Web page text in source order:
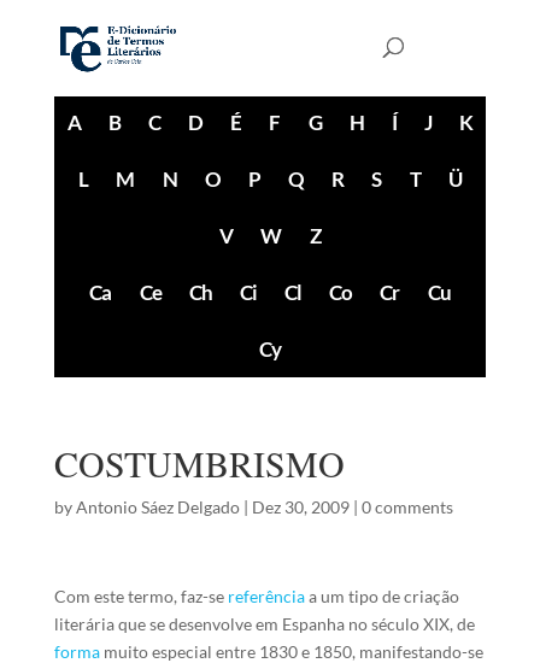
A B C D É F G H Í J K
L M N O P Q R S T Ü
V W Z
Ca Ce Ch Ci Cl Co Cr Cu
Cy
COSTUMBRISMO
byAntonio Sáez Delgado| Dez 30, 2009| 0 comments
Com este termo, faz-se referênciaa um tipo de criação
literária que se desenvolve em Espanha no século XIX, de
formamuito especial entre 1830 e 1850, manifestando-se